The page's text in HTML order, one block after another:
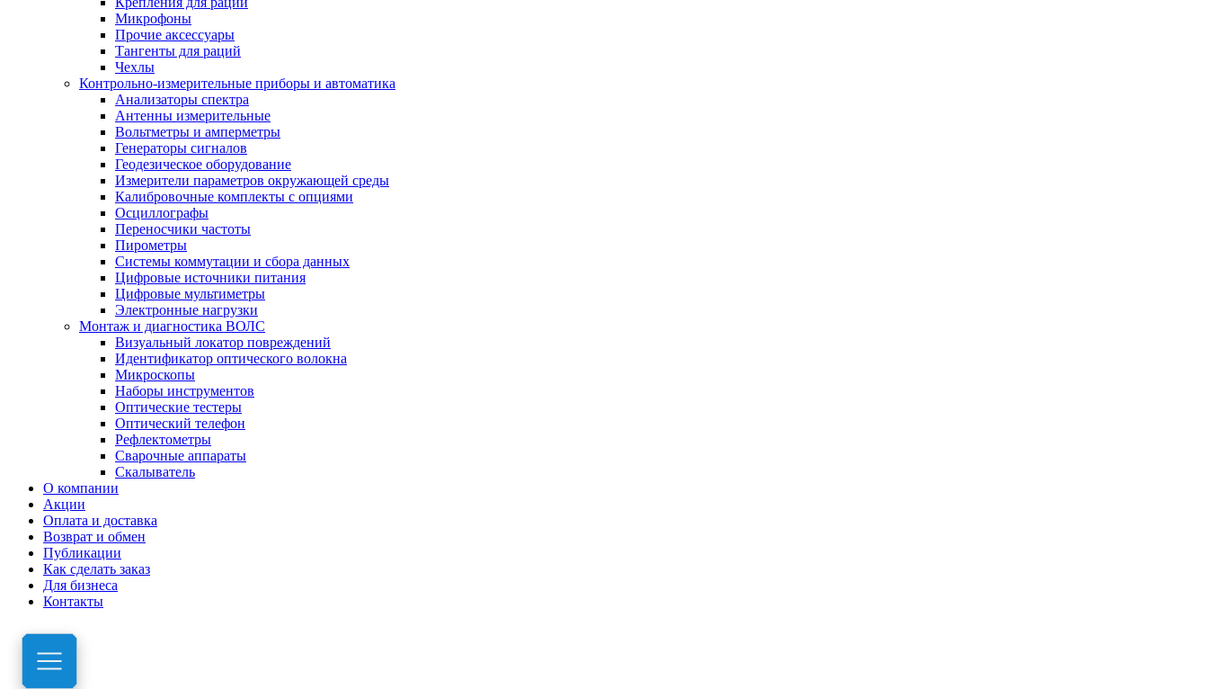
Микрофоны
Прочие аксессуары
Тангенты для раций
Чехлы
Контрольно-измерительные приборы и автоматика
Анализаторы спектра
Антенны измерительные
Вольтметры и амперметры
Генераторы сигналов
Геодезическое оборудование
Измерители параметров окружающей среды
Калибровочные комплекты с опциями
Осциллографы
Переносчики частоты
Пирометры
Системы коммутации и сбора данных
Цифровые источники питания
Цифровые мультиметры
Электронные нагрузки
Монтаж и диагностика ВОЛС
Визуальный локатор повреждений
Идентификатор оптического волокна
Микроскопы
Наборы инструментов
Оптические тестеры
Оптический телефон
Рефлектометры
Сварочные аппараты
Скалыватель
О компании
Акции
Оплата и доставка
Возврат и обмен
Публикации
Как сделать заказ
Для бизнеса
Контакты